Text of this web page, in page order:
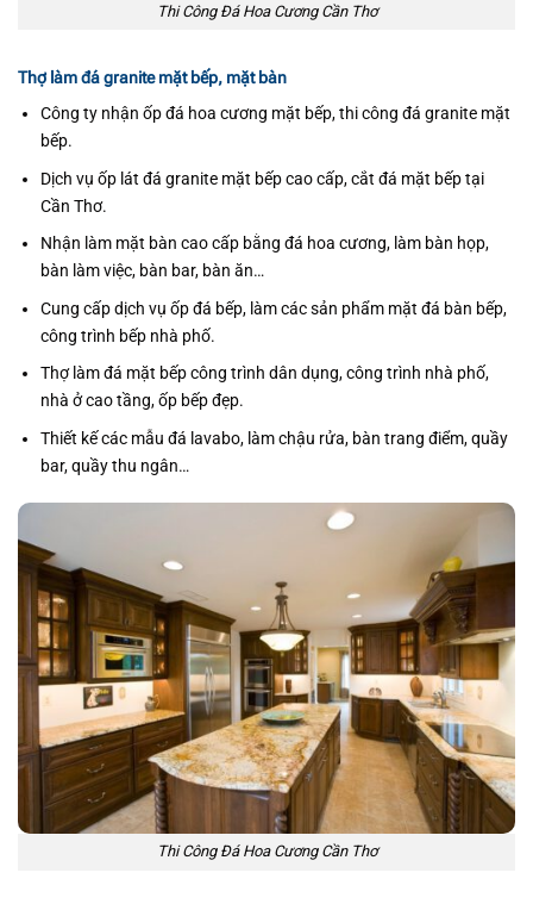
Thi Công Đá Hoa Cương Cần Thơ
Thợ làm đá granite mặt bếp, mặt bàn
Công ty nhận ốp đá hoa cương mặt bếp, thi công đá granite mặt
bếp.
Dịch vụ ốp lát đá granite mặt bếp cao cấp, cắt đá mặt bếp tại
Cần Thơ.
Nhận làm mặt bàn cao cấp bằng đá hoa cương, làm bàn họp,
bàn làm việc, bàn bar, bàn ăn…
Cung cấp dịch vụ ốp đá bếp, làm các sản phẩm mặt đá bàn bếp,
công trình bếp nhà phố.
Thợ làm đá mặt bếp công trình dân dụng, công trình nhà phố,
nhà ở cao tầng, ốp bếp đẹp.
Thiết kế các mẫu đá lavabo, làm chậu rửa, bàn trang điểm, quầy
bar, quầy thu ngân…
Thi Công Đá Hoa Cương Cần Thơ